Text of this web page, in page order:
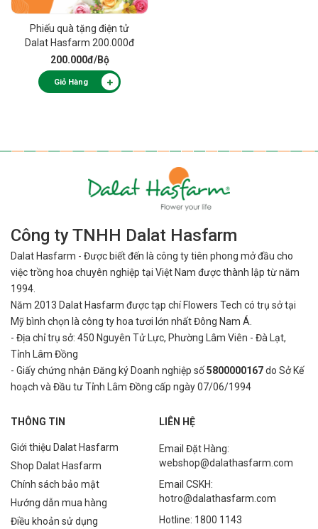
Phiếu quà tặng điện tử
Dalat Hasfarm 200.000đ
200.000đ/Bộ
Giỏ Hàng
Công ty TNHH Dalat Hasfarm
Dalat Hasfarm - Được biết đến là công ty tiên phong mở đầu cho
việctrồng hoa chuyên nghiệp tại Việt Nam được thành lập từ năm
1994.
Năm 2013 Dalat Hasfarm được tạp chí Flowers Tech có trụ sở tại
Mỹ bình chọn là công ty hoa tươi lớn nhất Đông Nam Á.
- Địa chỉ trụ sở: 450 Nguyên Tử Lực, Phường Lâm Viên - Đà Lạt,
Tỉnh Lâm Đồng
- Giấy chứng nhận Đăng ký Doanh nghiệp số5800000167do Sở Kế
hoạch và Đầu tư Tỉnh Lâm Đồng cấp ngày 07/06/1994
THÔNG TIN
Giới thiệu Dalat Hasfarm
Shop Dalat Hasfarm
Chính sách bảo mật
Hướng dẫn mua hàng
Điều khoản sử dụng
LIÊN HỆ
Email Đặt Hàng:
webshop@dalathasfarm.com
Email CSKH:
hotro@dalathasfarm.com
Hotline: 1800 1143